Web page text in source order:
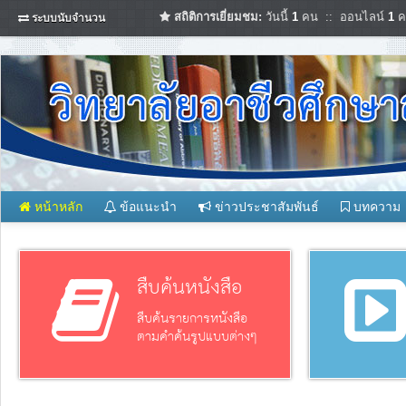
ระบบนับจำนวน สถิติการเยี่ยมชม: วันนี้ 1 คน :: ออนไลน์ 1
หน้าหลัก ข้อแนะนำ ข่าวประชาสัมพันธ์ บทความ
สืบค้นหนังสือ
สืบค้นรายการหนังสือ
ตามคำค้นรูปแบบต่างๆ